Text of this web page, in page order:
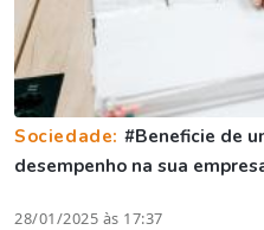
Sociedade: #Beneficie de
desempenho na sua
28/01/2025 às 17:37